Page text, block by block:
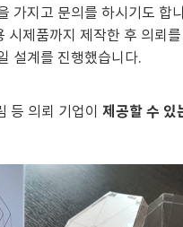
가지고 문의를 하시기도 합
시제품까지 제작한 후 의뢰
설계를 진행했습니다.
등 의뢰 기업이 제공할 수 있